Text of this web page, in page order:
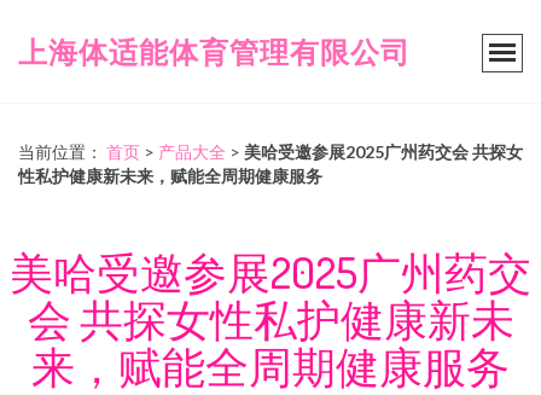
上海体适能体育管理有限公司
当前位置： 首页 > 产品大全 > 美哈受邀参展2025广州药交会 共探女
性私护健康新未来，赋能全周期健康服务
美哈受邀参展2025广州药交
会 共探女性私护健康新未
来，赋能全周期健康服务